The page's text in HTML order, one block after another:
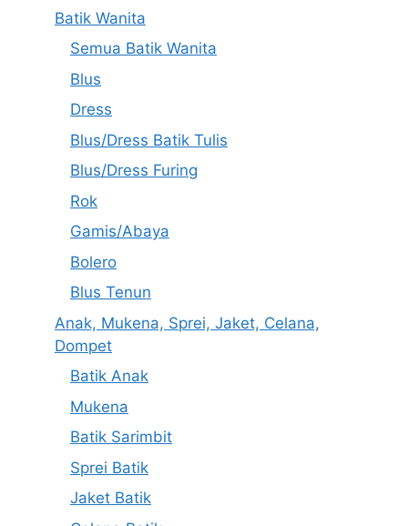
Batik Wanita
Semua Batik Wanita
Blus
Dress
Blus/Dress Batik Tulis
Blus/Dress Furing
Rok
Gamis/Abaya
Bolero
Blus Tenun
Anak, Mukena, Sprei, Jaket, Celana,
Dompet
Batik Anak
Mukena
Batik Sarimbit
Sprei Batik
Jaket Batik